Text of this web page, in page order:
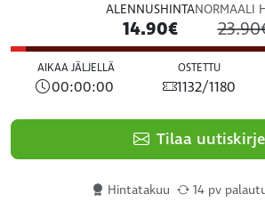
ALENNUSHINTA
14.90€
NORMAALI
AIKAA JÄLJELLÄ
00:00:00
OSTETTU
1132/1180
Tilaa uutiskirje
Hintatakuu
14 pv